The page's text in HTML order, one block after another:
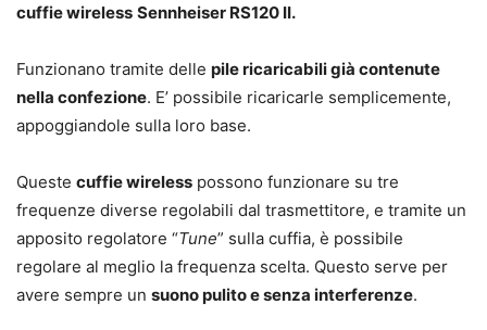
cuffie wireless Sennheiser RS120 II.
Funzionano tramite delle pile ricaricabili già contenute
nella confezione. E’ possibile ricaricarle semplicemente,
appoggiandole sulla loro base.
Queste cuffie wireless possono funzionare su tre
frequenze diverse regolabili dal trasmettitore, e tramite un
apposito regolatore “Tune” sulla cuffia, è possibile
regolare al meglio la frequenza scelta. Questo serve per
avere sempre un suono pulito e senza interferenze.